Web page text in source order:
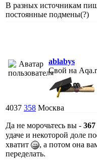
В разных источникам
постоянные подмены(?)
ablabys
Свой на
4037 358 Москва
Да не морочьтесь вы - 367
удаче и некоторой доле
хватит
, а потом она
переделать.